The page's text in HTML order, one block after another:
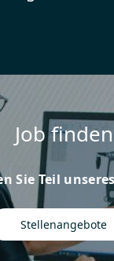
Job finden
Sie Teil
Stellenangebote